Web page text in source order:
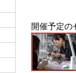
開催予定の